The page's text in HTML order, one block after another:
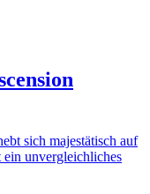
sich majestätisch auf
ein unvergleichliches